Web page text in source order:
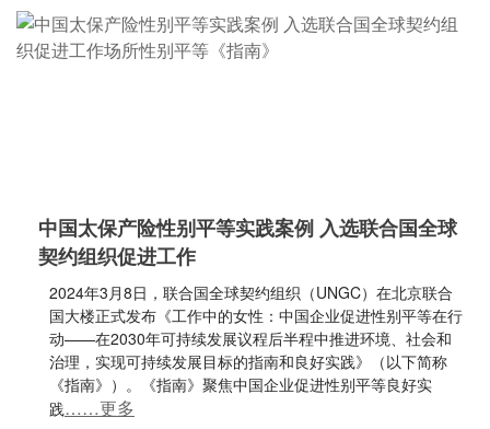
中国太保产险性别平等实践案例 入选联合国全球
契约组织促进工作
2024年3月8日，联合国全球契约组织（UNGC）在北京联合
国大楼正式发布《工作中的女性：中国企业促进性别平等在行
动——在2030年可持续发展议程后半程中推进环境、社会和
治理，实现可持续发展目标的指南和良好实践》（以下简称
《指南》）。《指南》聚焦中国企业促进性别平等良好实
践……更多